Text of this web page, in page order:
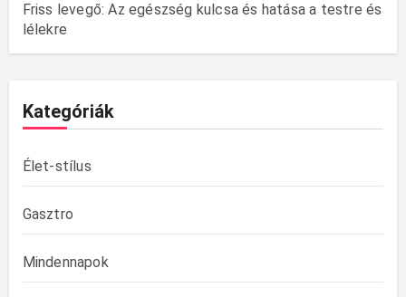
Friss levegő: Az egészség kulcsa és hatása a testre és
lélekre
Kategóriák
Élet-stílus
Gasztro
Mindennapok